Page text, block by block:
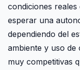
condiciones reales
esperar una
dependiendo del
ambiente y uso de
muy competitivas